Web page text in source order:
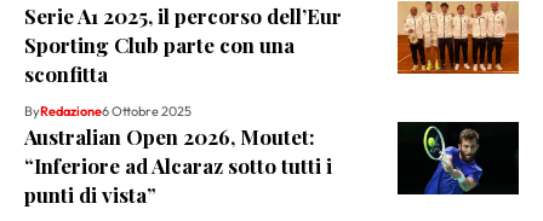
Serie A1 2025, il percorso dell’Eur
Sporting Club parte con una
sconfitta
ByRedazione6 Ottobre 2025
Australian Open 2026, Moutet:
“Inferiore ad Alcaraz sotto tutti i
punti di vista”